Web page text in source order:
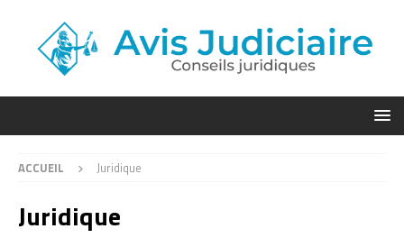
ACCUEIL Juridique
Juridique